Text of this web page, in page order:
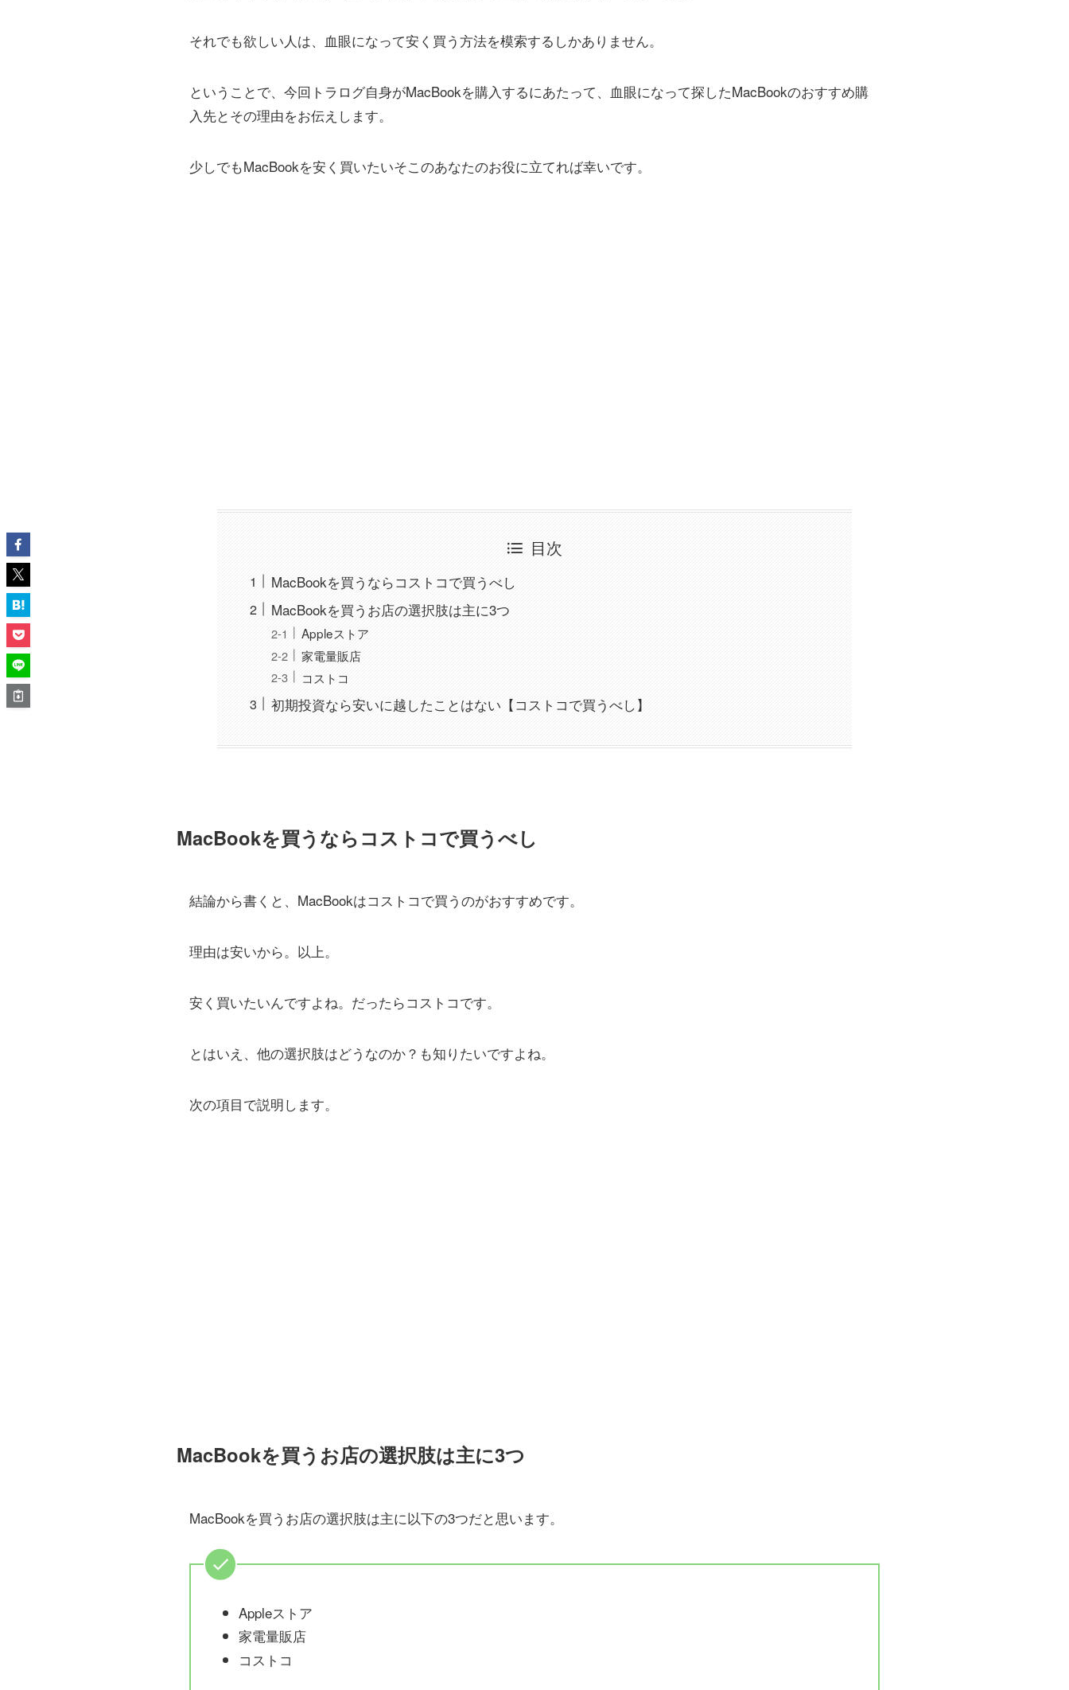
それでも欲しい人は、血眼になって安く買う方法を模索するしかありません。
ということで、今回トラログ自身がMacBookを購入するにあたって、血眼になって探したMacBookのおすすめ購
入先とその理由をお伝えします。
少しでもMacBookを安く買いたいそこのあなたのお役に立てれば幸いです。
目次
MacBookを買うならコストコで買うべし
MacBookを買うお店の選択肢は主に3つ
Appleストア
家電量販店
コストコ
初期投資なら安いに越したことはない【コストコで買うべし】
MacBookを買うならコストコで買うべし
結論から書くと、MacBookはコストコで買うのがおすすめです。
理由は安いから。以上。
安く買いたいんですよね。だったらコストコです。
とはいえ、他の選択肢はどうなのか？も知りたいですよね。
次の項目で説明します。
MacBookを買うお店の選択肢は主に3つ
MacBookを買うお店の選択肢は主に以下の3つだと思います。
Appleストア
家電量販店
コストコ